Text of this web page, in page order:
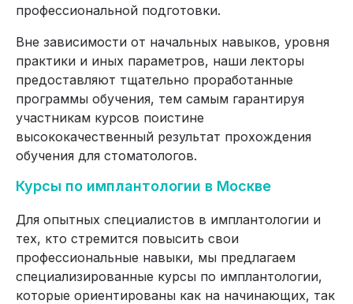
профессиональной подготовки.
Вне зависимости от начальных навыков, уровня
практики и иных параметров, наши лекторы
предоставляют тщательно проработанные
программы обучения, тем самым гарантируя
участникам курсов поистине
высококачественный результат прохождения
обучения для стоматологов.
Курсы по имплантологии в Москве
Для опытных специалистов в имплантологии и
тех, кто стремится повысить свои
профессиональные навыки, мы предлагаем
специализированные курсы по имплантологии,
которые ориентированы как на начинающих, так